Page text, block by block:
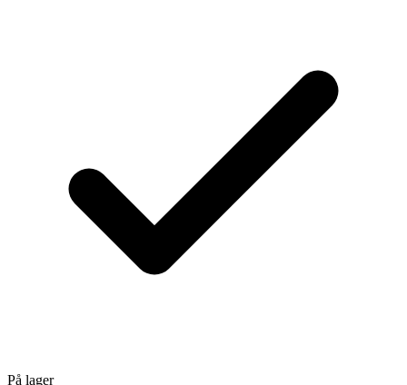
På lager